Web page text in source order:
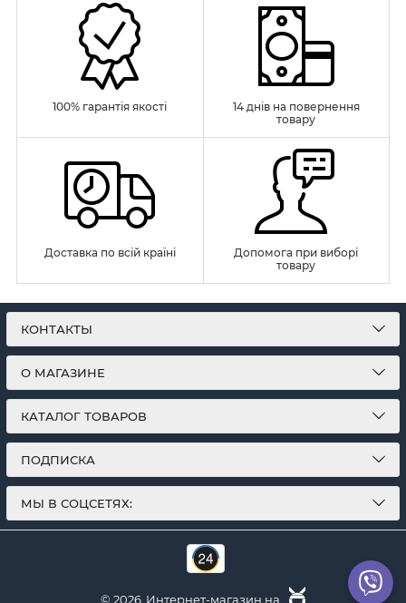
100% гарантія якості
14 днів на повернення
товару
Доставка по всій країні
Допомога при виборі
товару
КОНТАКТЫ
О МАГАЗИНЕ
КАТАЛОГ ТОВАРОВ
ПОДПИСКА
МЫ В СОЦСЕТЯХ:
© 2026 Интернет-магазин на